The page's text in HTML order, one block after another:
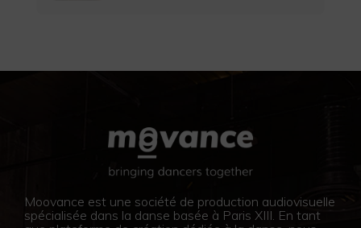
Moovance est une société de production audiovisuelle
spécialisée dans la danse basée à Paris XIII. En tant